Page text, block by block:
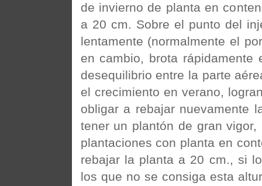
de invierno de planta en
a 20 cm. Sobre el punto del
lentamente (normalmente el
en cambio, brota
desequilibrio entre la parte
el crecimiento en verano,
obligar a rebajar nuevamente
tener un plantón de gran
plantaciones con planta en
rebajar la planta a 20 cm., si
los que no se consiga esta